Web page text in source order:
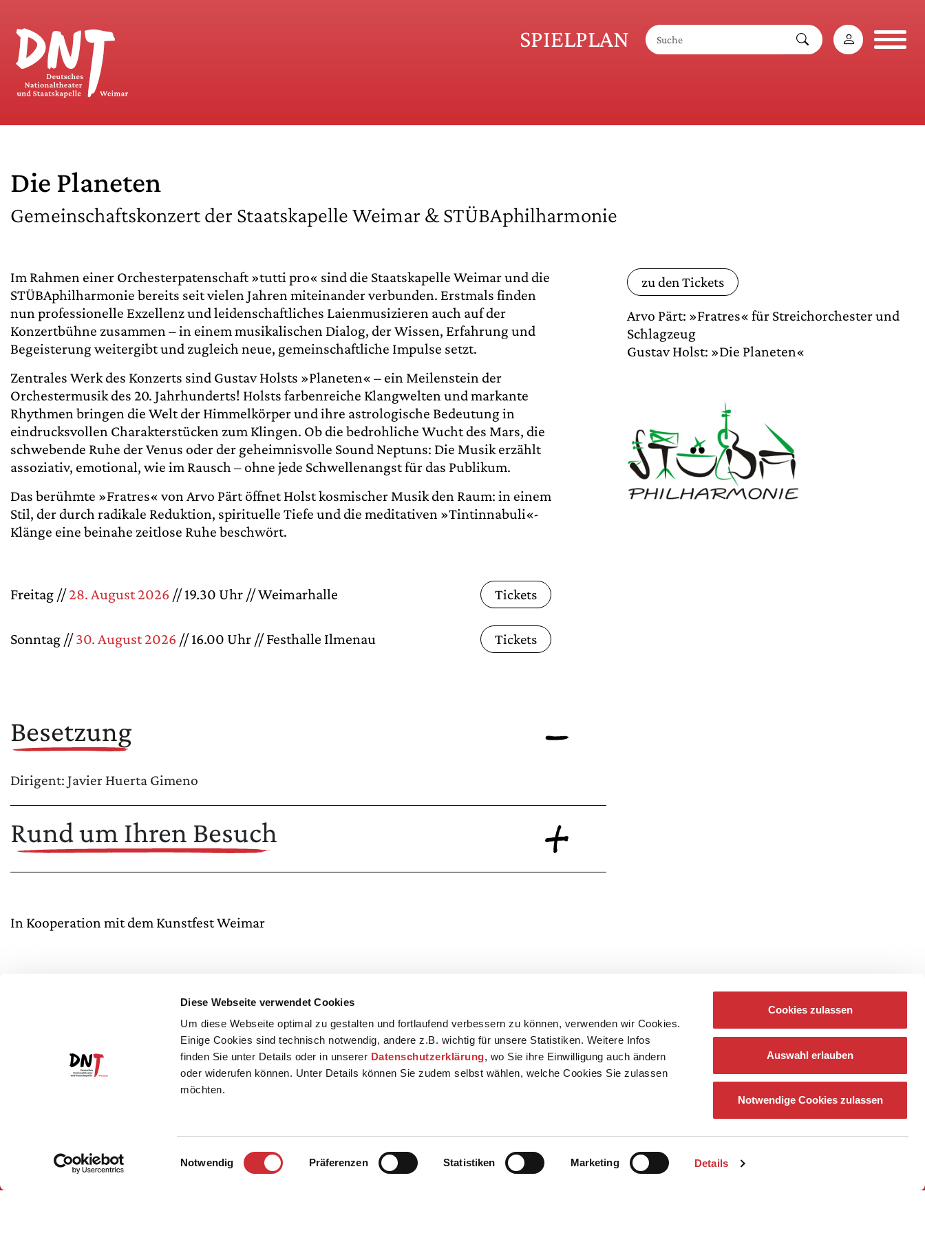
Diese Webseite verwendet Cookies
Um diese Webseite optimal zu gestalten und fortlaufend verbessern zu können, verwenden wir Cookies.
Einige Cookies sind technisch notwendig, andere z.B. wichtig für unsere Statistiken. Weitere Infos
finden Sie unter Details oder in unserer Datenschutzerklärung, wo Sie ihre Einwilligung auch ändern
oder widerufen können. Unter Details können Sie zudem selbst wählen, welche Cookies Sie zulassen
möchten.
Einwilligungsauswahl
Notwendig Präferenzen Statistiken Marketing Details
Cookies zulassen
Auswahl erlauben
Notwendige Cookies zulassen
SPIELPLAN
Die Planeten
Gemeinschaftskonzert der Staatskapelle Weimar & STÜBAphilharmonie
Im Rahmen einer Orchesterpatenschaft »tutti pro« sind die Staatskapelle Weimar und die
STÜBAphilharmonie bereits seit vielen Jahren miteinander verbunden. Erstmals finden
nun professionelle Exzellenz und leidenschaftliches Laienmusizieren auch auf der
Konzertbühne zusammen – in einem musikalischen Dialog, der Wissen, Erfahrung und
Begeisterung weitergibt und zugleich neue, gemeinschaftliche Impulse setzt.
Zentrales Werk des Konzerts sind Gustav Holsts »Planeten« – ein Meilenstein der
Orchestermusik des 20. Jahrhunderts! Holsts farbenreiche Klangwelten und markante
Rhythmen bringen die Welt der Himmelkörper und ihre astrologische Bedeutung in
eindrucksvollen Charakterstücken zum Klingen. Ob die bedrohliche Wucht des Mars, die
schwebende Ruhe der Venus oder der geheimnisvolle Sound Neptuns: Die Musik erzählt
assoziativ, emotional, wie im Rausch – ohne jede Schwellenangst für das Publikum.
Das berühmte »Fratres« von Arvo Pärt öffnet Holst kosmischer Musik den Raum: in einem
Stil, der durch radikale Reduktion, spirituelle Tiefe und die meditativen »Tintinnabuli«-
Klänge eine beinahe zeitlose Ruhe beschwört.
Freitag //28. August 2026 // 19.30 Uhr // Weimarhalle Tickets
Sonntag //30. August 2026 // 16.00 Uhr // Festhalle Ilmenau Tickets
zu den Tickets
Arvo Pärt: »Fratres« für Streichorchester und
Schlagzeug
Gustav Holst: »Die Planeten«
Besetzung
Dirigent: Javier Huerta Gimeno
Rund um Ihren Besuch
In Kooperation mit dem Kunstfest Weimar
Impressum Kontakt Presse AGB Datenschutz Newsletter